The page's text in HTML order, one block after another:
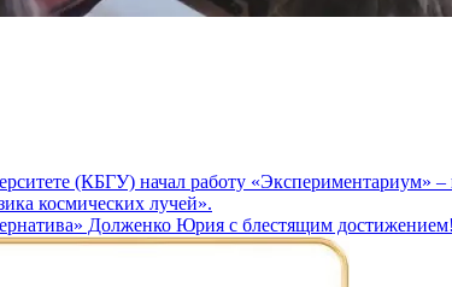
(КБГУ) начал работу «Экспериментариум»
космических лучей».
Долженко Юрия с блестящим достижением!